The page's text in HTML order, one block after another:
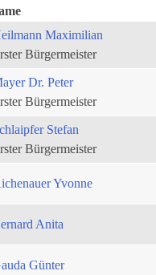
Maximilian
Bürgermeister
Dr. Peter
Bürgermeister
Stefan
Bürgermeister
Yvonne
Anita
Günter